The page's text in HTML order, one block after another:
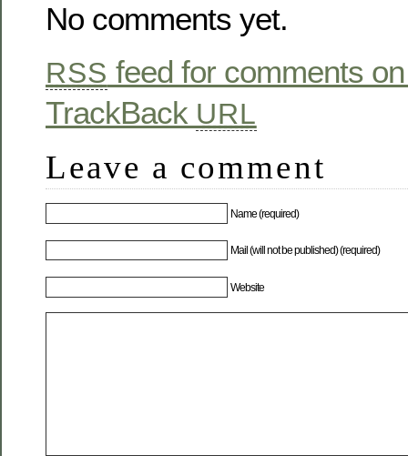
No comments yet.
RSS feed for comments
TrackBack URL
Leave a comment
Name (required)
Mail (will not be published) (required)
Website